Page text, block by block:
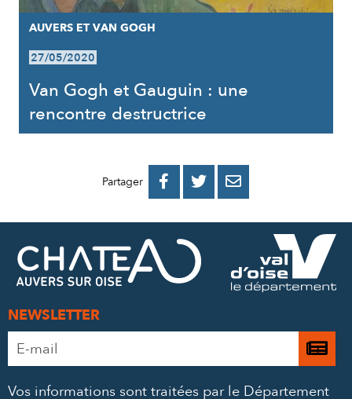
AUVERS ET VAN GOGH
27/05/2020
Van Gogh et Gauguin : une
rencontre destructrice
Partager 
PARTAGER
FACEBOOK
PARTAGER
PARTAGER
MAIL
NEWSLETTER
Adresse
e-
Je
Vos informations sont traitées par le Département